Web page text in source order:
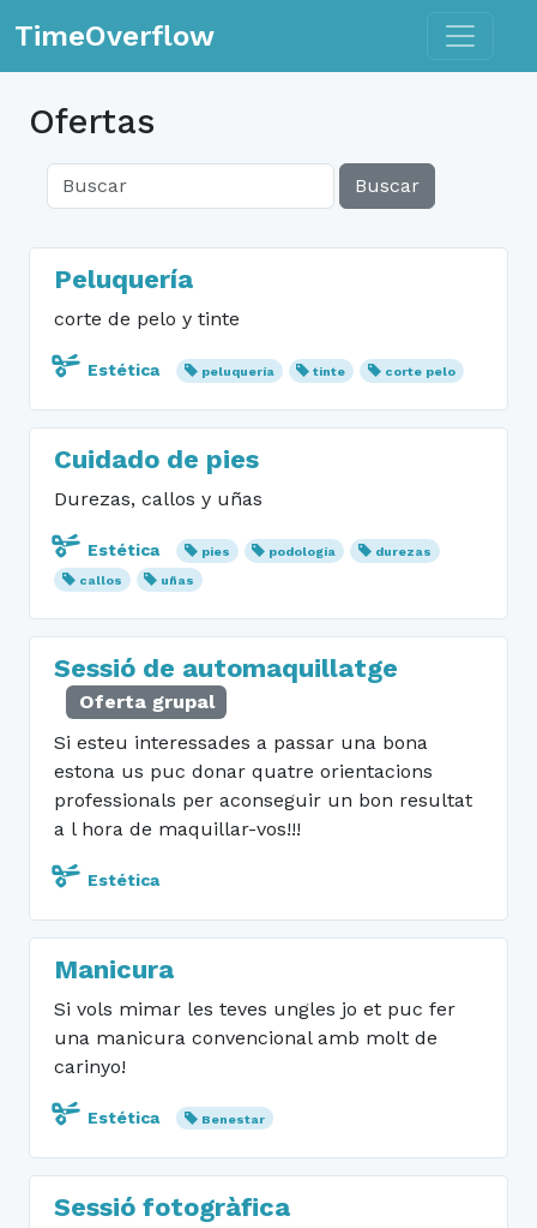
TimeOverflow Toggle
Ofertas
Buscar
Peluquería
corte de pelo y tinte
Estética peluquería tinte corte pelo
Cuidado de pies
Durezas, callos y uñas
Estética pies podología
durezas
callos
uñas
Sessió de automaquillatge
Oferta grupal
Si esteu interessades a passar una bona
estona us puc donar quatre orientacions
professionals per aconseguir un bon resultat
a l hora de maquillar-vos!!!
Estética
Manicura
Si vols mimar les teves ungles jo et puc fer
una manicura convencional amb molt de
carinyo!
Estética Benestar
Sessió fotogràfica